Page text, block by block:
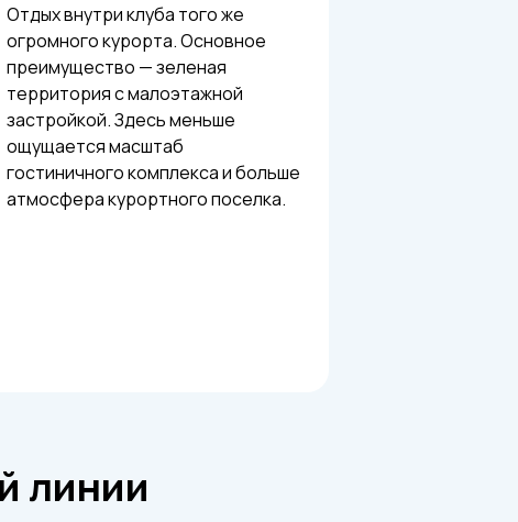
Отдых внутри клуба того же
огромного курорта. Основное
преимущество — зеленая
территория с малоэтажной
застройкой. Здесь меньше
ощущается масштаб
гостиничного комплекса и больше
атмосфера курортного поселка.
линии